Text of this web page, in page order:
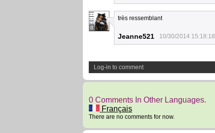
8
très ressemblant
Jeanne521 10/30/2014 15:18:18
Log-in to comment
0 Comments In Other Languages.
Français
There are no comments for now.